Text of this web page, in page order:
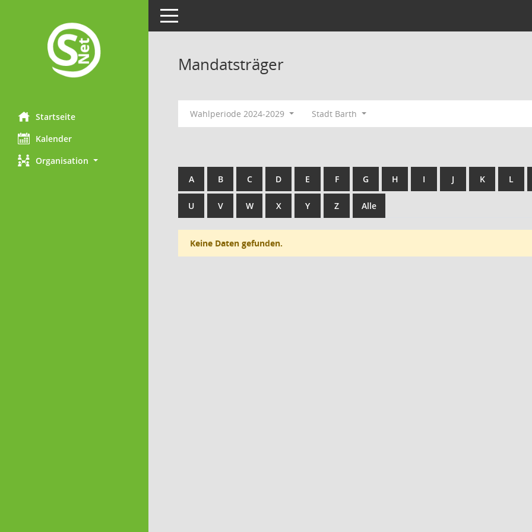
Startseite
Kalender
Organisation
Toggle navigation
Mandatsträger
Wahlperiode 2024-2029 Stadt Barth
A B C D E F G H I J K L
U V W X Y Z Alle
Keine Daten gefunden.